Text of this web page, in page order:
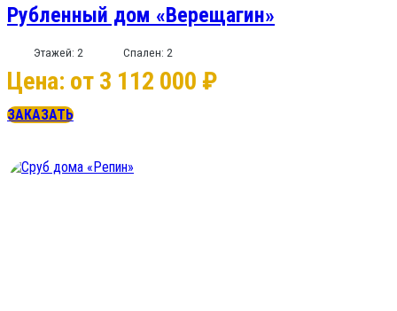
Рубленный дом «Верещагин»
Этажей: 2 Спален: 2
Цена: от 3 112 000 ₽
ЗАКАЗАТЬ